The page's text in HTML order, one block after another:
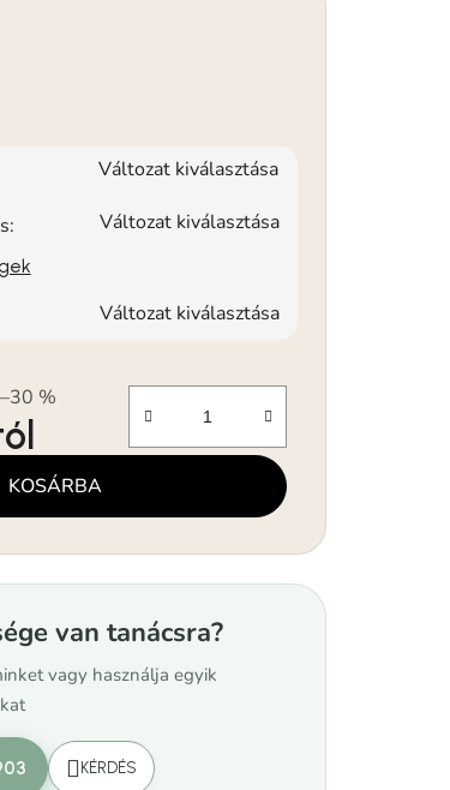
Változat kiválasztása
Változat kiválasztása
Változat kiválasztása
%
KOSÁRBA
van tanácsra?
vagy használja egyik
KÉRDÉS